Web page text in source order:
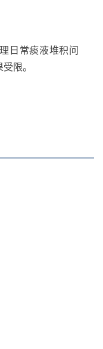
日常痰液堆积问
限。